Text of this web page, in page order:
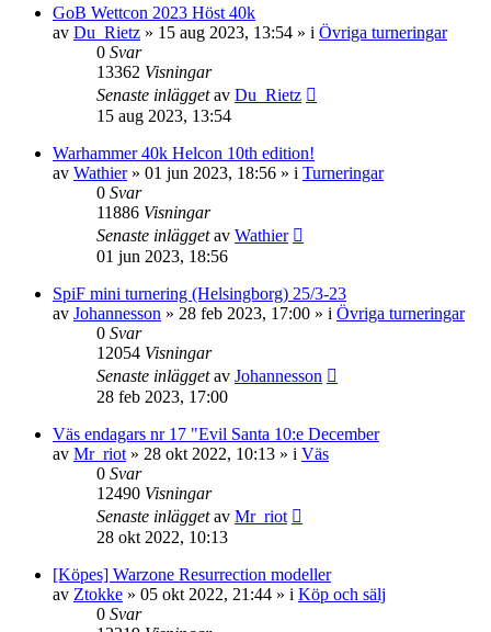
GoB Wettcon 2023 Höst 40k
av Du_Rietz » 15 aug 2023, 13:54 » i Övriga turneringar
0 Svar
13362 Visningar
Senaste inläggetav Du_Rietz
15 aug 2023, 13:54
Warhammer 40k Helcon 10th edition!
av Wathier» 01 jun 2023, 18:56 » i Turneringar
0 Svar
11886 Visningar
Senaste inläggetav Wathier
01 jun 2023, 18:56
SpiF mini turnering (Helsingborg) 25/3-23
av Johannesson » 28 feb 2023, 17:00 » i Övriga turneringar
0 Svar
12054 Visningar
Senaste inläggetav Johannesson
28 feb 2023, 17:00
Väs endagars nr 17 "Evil Santa 10:e December
av Mr_riot » 28 okt 2022, 10:13 » i Väs
0 Svar
12490 Visningar
Senaste inläggetav Mr_riot
28 okt 2022, 10:13
[Köpes] Warzone Resurrection modeller
av Ztokke » 05 okt 2022, 21:44 » i Köp och sälj
0 Svar